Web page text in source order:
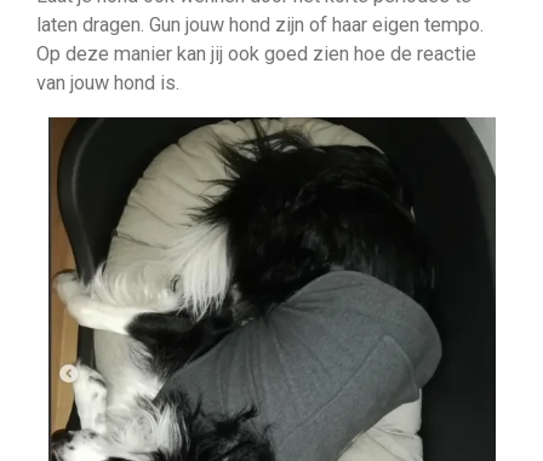
laten dragen. Gun jouw hond zijn of haar eigen tempo.
Op deze manier kan jij ook goed zien hoe de reactie
van jouw hond is.